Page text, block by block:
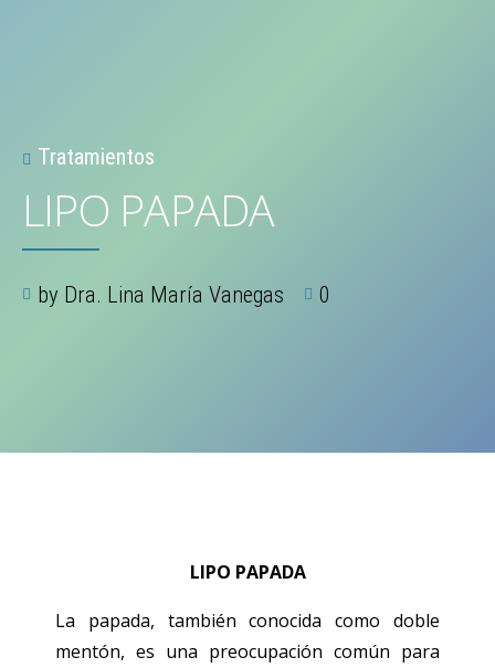
Tratamientos
LIPO PAPADA
by Dra. Lina María Vanegas 0
LIPO PAPADA
La papada, también conocida como doble
mentón, es una preocupación común para